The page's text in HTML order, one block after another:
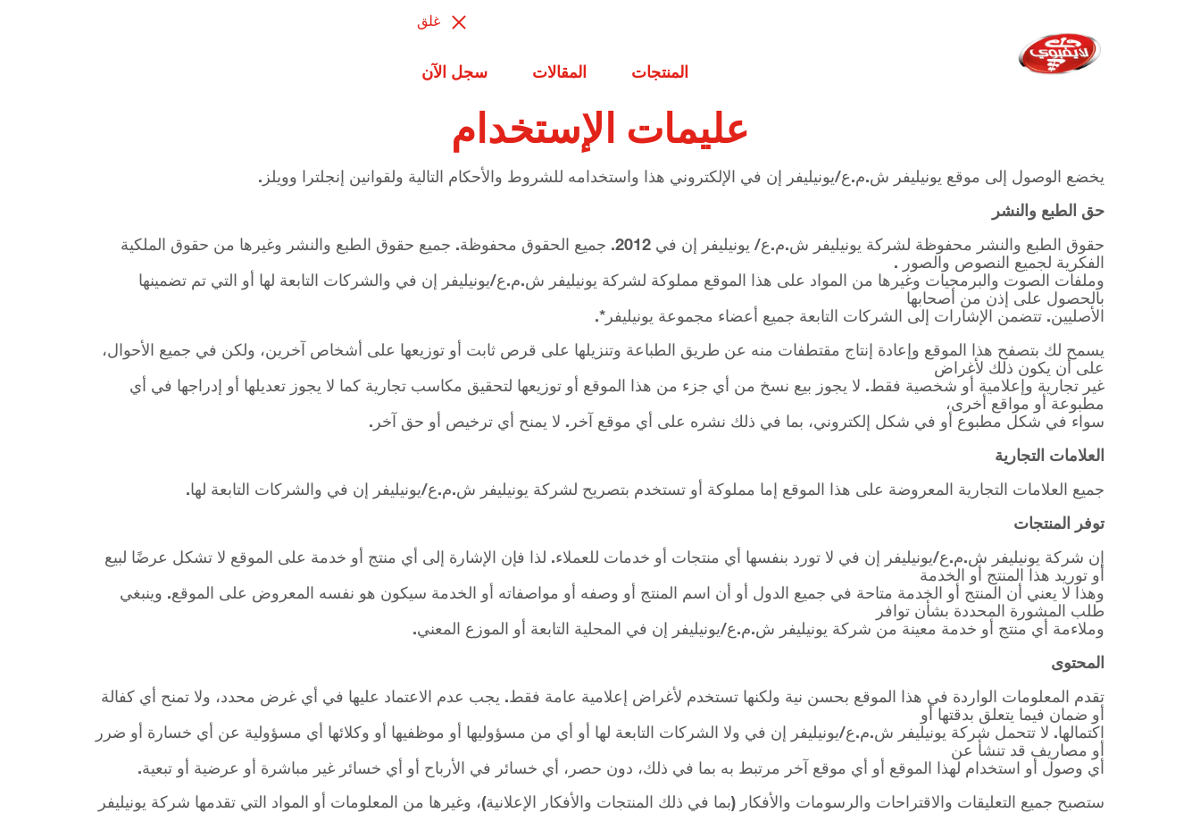
غلق
المنتجات المقالات سجل الآن
عليمات الإستخدام
يخضع الوصول إلى موقع يونيليفر ش.م.ع/يونيليفر إن في الإلكتروني هذا واستخدامه للشروط والأحكام التالية ولقوانين إنجلترا وويلز.
حق الطبع والنشر
حقوق الطبع والنشر محفوظة لشركة يونيليفر ش.م.ع/ يونيليفر إن في 2012. جميع الحقوق محفوظة. جميع حقوق الطبع والنشر وغيرها من حقوق الملكية
الفكرية لجميع النصوص والصور .
وملفات الصوت والبرمجيات وغيرها من المواد على هذا الموقع مملوكة لشركة يونيليفر ش.م.ع/يونيليفر إن في والشركات التابعة لها أو التي تم تضمينها
بالحصول على إذن من أصحابها
الأصليين. تتضمن الإشارات إلى الشركات التابعة جميع أعضاء مجموعة يونيليفر*.
يسمح لك بتصفح هذا الموقع وإعادة إنتاج مقتطفات منه عن طريق الطباعة وتنزيلها على قرص ثابت أو توزيعها على أشخاص آخرين، ولكن في جميع الأحوال،
على أن يكون ذلك لأغراض
غير تجارية وإعلامية أو شخصية فقط. لا يجوز بيع نسخ من أي جزء من هذا الموقع أو توزيعها لتحقيق مكاسب تجارية كما لا يجوز تعديلها أو إدراجها في أي
مطبوعة أو مواقع أخرى،
سواء في شكل مطبوع أو في شكل إلكتروني، بما في ذلك نشره على أي موقع آخر. لا يمنح أي ترخيص أو حق آخر.
العلامات التجارية
جميع العلامات التجارية المعروضة على هذا الموقع إما مملوكة أو تستخدم بتصريح لشركة يونيليفر ش.م.ع/يونيليفر إن في والشركات التابعة لها.
توفر المنتجات
إن شركة يونيليفر ش.م.ع/يونيليفر إن في لا تورد بنفسها أي منتجات أو خدمات للعملاء. لذا فإن الإشارة إلى أي منتج أو خدمة على الموقع لا تشكل عرضًا لبيع
أو توريد هذا المنتج أو الخدمة
وهذا لا يعني أن المنتج أو الخدمة متاحة في جميع الدول أو أن اسم المنتج أو وصفه أو مواصفاته أو الخدمة سيكون هو نفسه المعروض على الموقع. وينبغي
طلب المشورة المحددة بشأن توافر
وملاءمة أي منتج أو خدمة معينة من شركة يونيليفر ش.م.ع/يونيليفر إن في المحلية التابعة أو الموزع المعني.
المحتوى
تقدم المعلومات الواردة في هذا الموقع بحسن نية ولكنها تستخدم لأغراض إعلامية عامة فقط. يجب عدم الاعتماد عليها في أي غرض محدد، ولا تمنح أي كفالة
أو ضمان فيما يتعلق بدقتها أو
اكتمالها. لا تتحمل شركة يونيليفر ش.م.ع/يونيليفر إن في ولا الشركات التابعة لها أو أي من مسؤوليها أو موظفيها أو وكلائها أي مسؤولية عن أي خسارة أو ضرر
أو مصاريف قد تنشأ عن
أي وصول أو استخدام لهذا الموقع أو أي موقع آخر مرتبط به بما في ذلك، دون حصر، أي خسائر في الأرباح أو أي خسائر غير مباشرة أو عرضية أو تبعية.
ستصبح جميع التعليقات والاقتراحات والرسومات والأفكار (بما في ذلك المنتجات والأفكار الإعلانية)، وغيرها من المعلومات أو المواد التي تقدمها شركة يونيليفر